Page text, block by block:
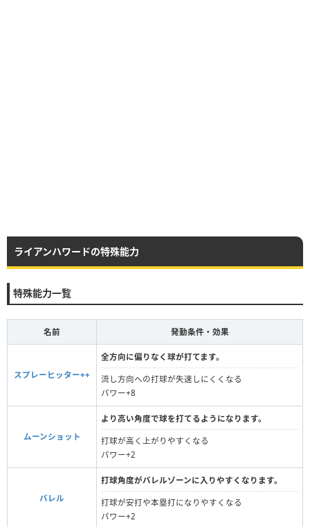
ライアンハワードの特殊能力
特殊能力一覧
名前 発動条件・効果
スプレーヒッター++
全方向に偏りなく球が打てます。
流し方向への打球が失速しにくくなる
パワー+8
ムーンショット
より高い角度で球を打てるようになります。
打球が高く上がりやすくなる
パワー+2
バレル
打球角度がバレルゾーンに入りやすくなります。
打球が安打や本塁打になりやすくなる
パワー+2